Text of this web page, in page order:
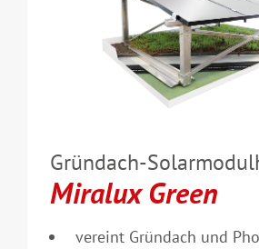
Gründach-
Miralux Green
vereint Gründach und